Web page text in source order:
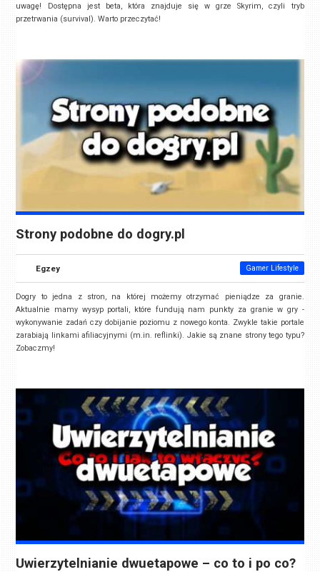
uwagę! Dostępna jest beta, która znajduje się w grze Skyrim, czyli tryb
przetrwania (survival). Warto przeczytać!
Strony podobne do dogry.pl
Egzey Gamer Lifestyle
Dogry to jedna z stron, na której możemy otrzymać pieniądze za granie.
Aktualnie mamy wysyp portali, które fundują nam punkty za granie w gry -
wykonywanie zadań czy dobijanie poziomu z nowego konta. Zwykle takie portale
zarabiają linkami afiliacyjnymi (m.in. reflinki). Jakie są znane strony tego typu?
Zobaczmy!
Uwierzytelnianie dwuetapowe – co to i po co?